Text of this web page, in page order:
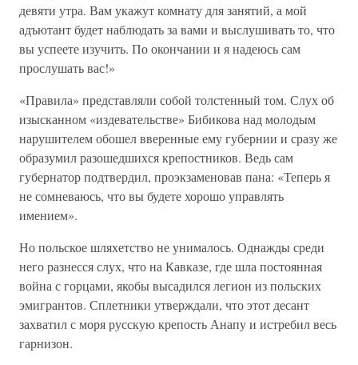
девяти утра. Вам укажут комнату для занятий, а мой
адъютант будет наблюдать за вами и выслушивать то, что
вы успеете изучить. По окончании и я надеюсь сам
прослушать вас!»
«Правила» представляли собой толстенный том. Слух об
изысканном «издевательстве» Бибикова над молодым
нарушителем обошел вверенные ему губернии и сразу же
образумил разошедшихся крепостников. Ведь сам
губернатор подтвердил, проэкзаменовав пана: «Теперь я
не сомневаюсь, что вы будете хорошо управлять
имением».
Но польское шляхетство не унималось. Однажды среди
него разнесся слух, что на Кавказе, где шла постоянная
война с горцами, якобы высадился легион из польских
эмигрантов. Сплетники утверждали, что этот десант
захватил с моря русскую крепость Анапу и истребил весь
гарнизон.